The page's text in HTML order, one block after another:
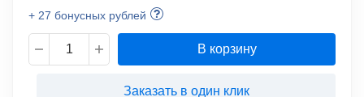
+ 27 бонусных рублей
В корзину
Заказать в один клик